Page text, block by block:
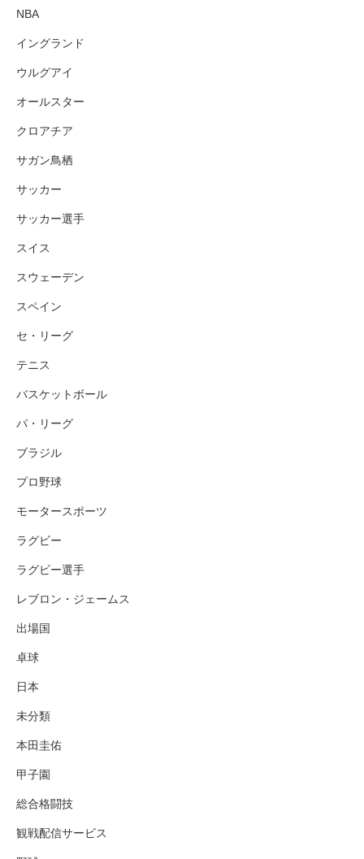
NBA
イングランド
ウルグアイ
オールスター
クロアチア
サガン鳥栖
サッカー
サッカー選手
スイス
スウェーデン
スペイン
セ・リーグ
テニス
バスケットボール
パ・リーグ
ブラジル
プロ野球
モータースポーツ
ラグビー
ラグビー選手
レブロン・ジェームス
出場国
卓球
日本
未分類
本田圭佑
甲子園
総合格闘技
観戦配信サービス